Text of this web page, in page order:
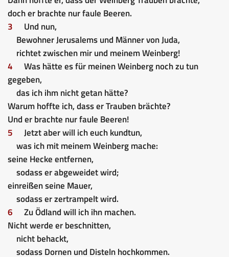
doch er brachte nur faule Beeren.
3
Und nun,
Bewohner Jerusalems und Männer von Juda,
richtet zwischen mir und meinem Weinberg!
4
Was hätte es für meinen Weinberg noch zu tun
gegeben,
das ich ihm nicht getan hätte?
Warum hoffte ich, dass er Trauben brächte?
Und er brachte nur faule Beeren!
5
Jetzt aber will ich euch kundtun,
was ich mit meinem Weinberg mache:
seine Hecke entfernen,
sodass er abgeweidet wird;
einreißen seine Mauer,
sodass er zertrampelt wird.
6
Zu Ödland will ich ihn machen.
Nicht werde er beschnitten,
nicht behackt,
sodass Dornen und Disteln hochkommen.